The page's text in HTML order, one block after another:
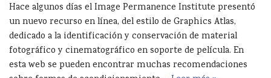
Hace algunos días el Image Permanence Institute presentó
un nuevo recurso en línea, del estilo de Graphics Atlas,
dedicado a la identificación y conservación de material
fotográfico y cinematográfico en soporte de película. En
esta web se pueden encontrar muchas recomendaciones